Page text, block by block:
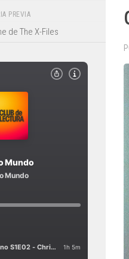
PREVIA
de The X-Files